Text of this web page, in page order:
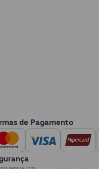
de Pagamento